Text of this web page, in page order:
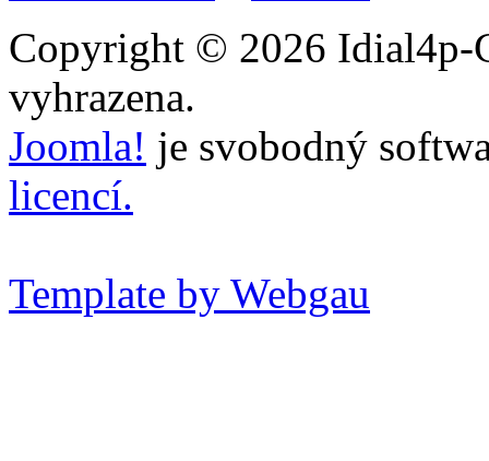
Copyright © 2026 Idial4p-
vyhrazena.
Joomla! je svobodný
licencí.
Template by Webgau